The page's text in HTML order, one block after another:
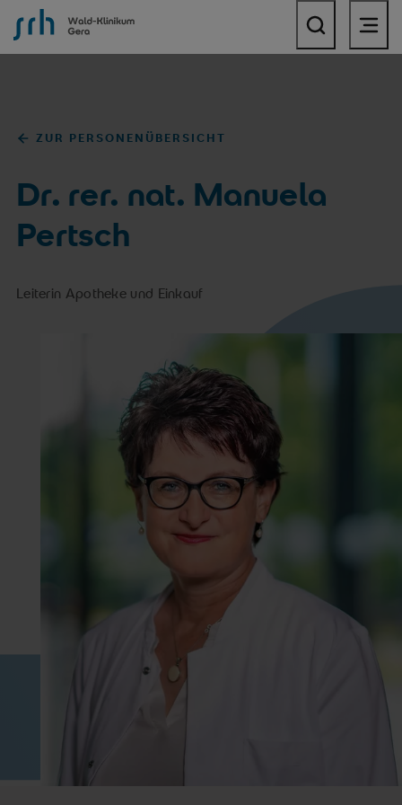
SRH Wald-Klinikum Gera
ZUR PERSONENÜBERSICHT
Dr. rer. nat. Manuela
Pertsch
Leiterin Apotheke und Einkauf